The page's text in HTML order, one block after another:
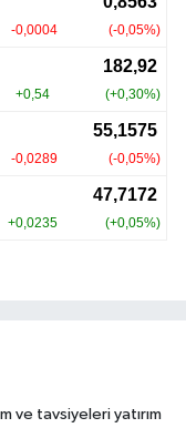
ve tavsiyeleri yatırım